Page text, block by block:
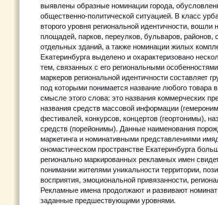
выявлены образные номинации города,
общественно-политической ситуацией. В класс
второго уровня региональной идентичности, вошли
площадей, парков, переулков, бульваров, районов,
отдельных зданий, а также номинации жилых
Екатеринбурга выделено и охарактеризовано
тем, связанных с его региональными
маркеров региональной идентичности составляет
под которыми понимается название любого товара
смысле этого слова: это названия коммерческих
названия средств массовой информации
фестивалей, конкурсов, концертов (геортонимы),
средств (порейонимы). Данные наименования
маркетинга и номинативными представлениями
ономастическом пространстве Екатеринбурга
регионально маркированных рекламных имен
понимании жителями уникальности территории,
восприятия, эмоциональной привязанности,
Рекламные имена продолжают и развивают
заданные предшествующими уровнями.